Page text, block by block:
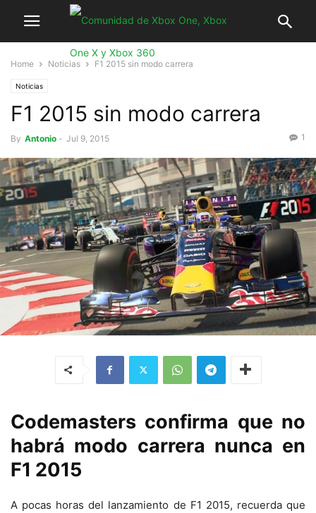
Home Noticias F1 2015 sin modo carrera
Noticias
F1 2015 sin modo carrera
By Antonio - Jul 9, 2015 1
Codemasters confirma que no
habrá modo carrera nunca en
F1 2015
A pocas horas del lanzamiento de F1 2015, recuerda que